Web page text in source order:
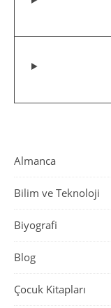
Almanca
Bilim ve Teknoloji
Biyografi
Blog
Çocuk Kitapları